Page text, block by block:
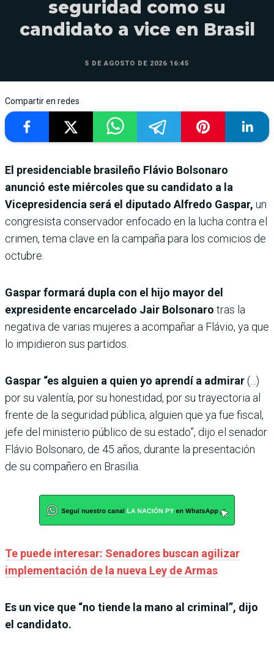
seguridad como su
candidato a vice en Brasil
5 DE AGOSTO DE 2026 16:45
Compartir en redes
El presidenciable brasileño Flávio Bolsonaro
anunció este miércoles que su candidato a la
Vicepresidencia será el diputado Alfredo Gaspar, un
congresista conservador enfocado en la lucha contra el
crimen, tema clave en la campaña para los comicios de
octubre.
Gaspar formará dupla con el hijo mayor del
expresidente encarcelado Jair Bolsonaro tras la
negativa de varias mujeres a acompañar a Flávio, ya que
lo impidieron sus partidos.
Gaspar “es alguien a quien yo aprendí a admirar(...)
por su valentía, por su honestidad, por su trayectoria al
frente de la seguridad pública, alguien que ya fue fiscal,
jefe del ministerio público de su estado”, dijo el senador
Flávio Bolsonaro, de 45 años, durante la presentación
de su compañero en Brasilia.
Te puede interesar: Senadores buscan agilizar
implementación de la nueva Ley de Armas
Es un vice que “no tiende la mano al criminal”, dijo
el candidato.